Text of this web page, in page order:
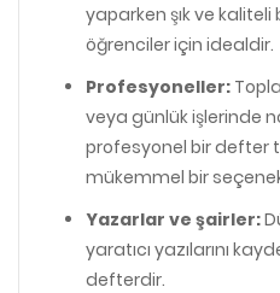
yaparken şık ve
öğrenciler için idealdir.
Profesyoneller:
veya günlük işlerinde
profesyonel bir defter
mükemmel bir
Yazarlar ve şairler:
yaratıcı yazılarını
defterdir.